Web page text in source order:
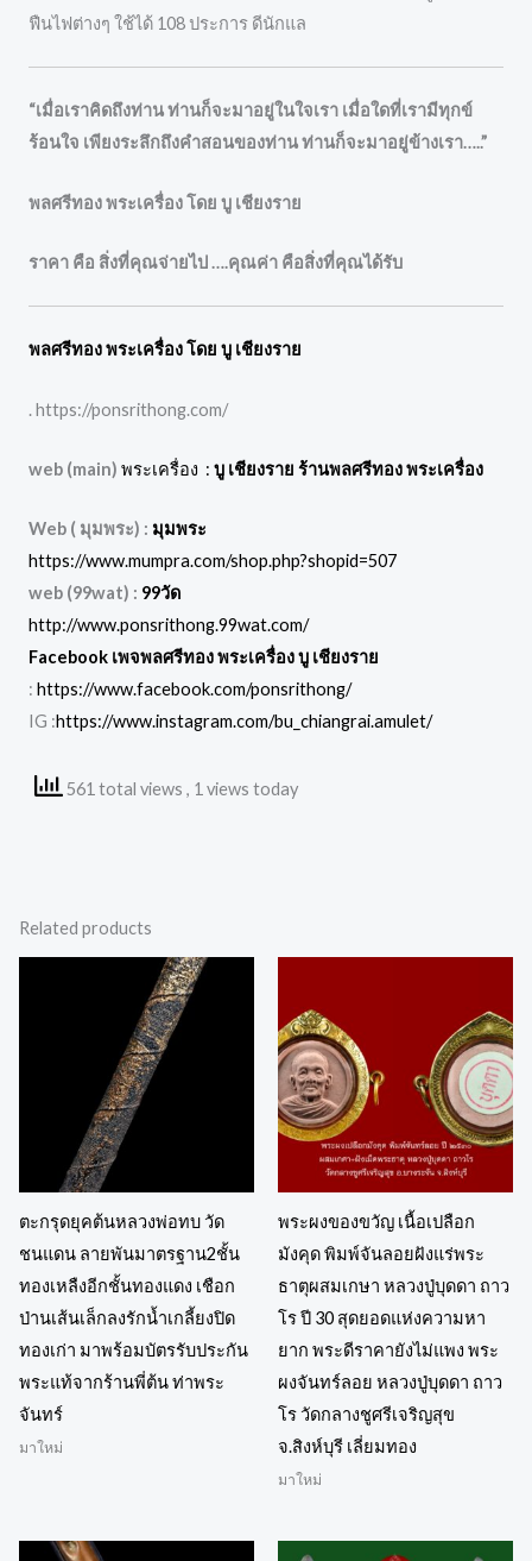
ฟืนไฟต่างๆ ใช้ได้ 108 ประการ ดีนักแล
“เมื่อเราคิดถึงท่าน ท่านก็จะมาอยู่ในใจเรา เมื่อใดที่เรามีทุกข์
ร้อนใจ เพียงระลึกถึงคำสอนของท่าน ท่านก็จะมาอยู่ข้างเรา…..”
พลศรีทอง พระเครื่อง โดย บู เชียงราย
ราคา คือ สิ่งที่คุณจ่ายไป ….คุณค่า คือสิ่งที่คุณได้รับ
พลศรีทอง พระเครื่อง โดย บู เชียงราย
. https://ponsrithong.com/
web (main) พระเครื่อง : บู เชียงราย ร้านพลศรีทอง พระเครื่อง
Web ( มุมพระ) : มุมพระ
https://www.mumpra.com/shop.php?shopid=507
web (99wat) : 99วัด
http://www.ponsrithong.99wat.com/
Facebook เพจพลศรีทอง พระเครื่อง บู เชียงราย
: https://www.facebook.com/ponsrithong/
IG :https://www.instagram.com/bu_chiangrai.amulet/
561 total views , 1 views today
Related products
ตะกรุดยุคต้นหลวงพ่อทบ วัด
ชนแดน ลายพันมาตรฐาน2ชั้น
ทองเหลืงอีกชั้นทองแดง เชือก
ป่านเส้นเล็กลงรักน้ำเกลี้ยงปิด
ทองเก่า มาพร้อมบัตรรับประกัน
พระแท้จากร้านพี่ต้น ท่าพระ
จันทร์
มาใหม่
พระผงของขวัญ เนื้อเปลือก
มังคุด พิมพ์จันลอยฝังแร่พระ
ธาตุผสมเกษา หลวงปู่บุดดา ถาว
โร ปี 30 สุดยอดแห่งความหา
ยาก พระดีราคายังไม่แพง พระ
ผงจันทร์ลอย หลวงปู่บุดดา ถาว
โร วัดกลางชูศรีเจริญสุข
จ.สิงห์บุรี เลี่ยมทอง
มาใหม่